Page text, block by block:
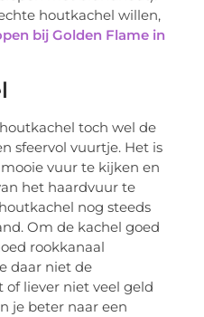
houtkachel willen,
bij Golden Flame in
toch wel de
sfeervol vuurtje. Het is
vuur te kijken en
het haardvuur te
nog steeds
Om de kachel goed
rookkanaal
daar niet de
liever niet veel geld
je beter naar een